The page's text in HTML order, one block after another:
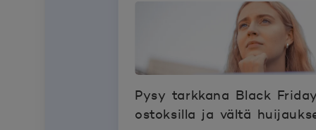
Pysy tarkkana Black
ostoksilla ja vältä